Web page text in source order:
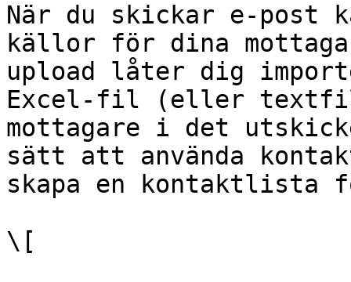
När du skickar e-post
källor för dina
upload låter dig
Excel-fil (eller textfil)
mottagare i det
sätt att använda
skapa en kontaktlista
\[